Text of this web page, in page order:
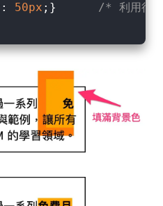
: 50px ;} /* 利用行